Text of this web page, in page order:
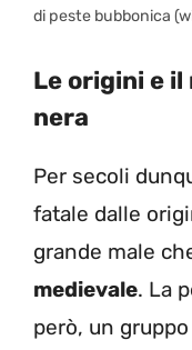
di peste bubbonica
Le origini e
nera
Per secoli
fatale dalle
grande male
medievale. La
però, un